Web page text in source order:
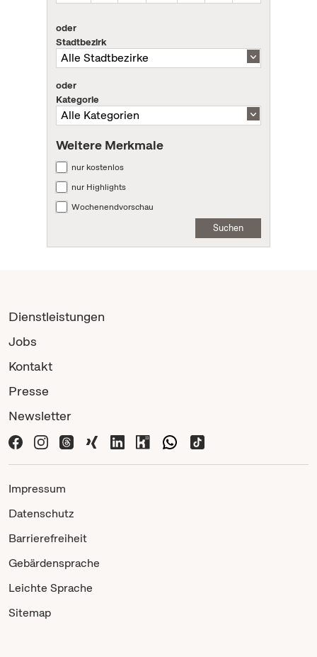
oder
Stadtbezirk
oder
Kategorie
Weitere Merkmale
nur kostenlos
nur Highlights
Wochenendvorschau
Suchen
Dienstleistungen
Jobs
Kontakt
Presse
Newsletter
Impressum
Datenschutz
Barrierefreiheit
Gebärdensprache
Leichte Sprache
Sitemap